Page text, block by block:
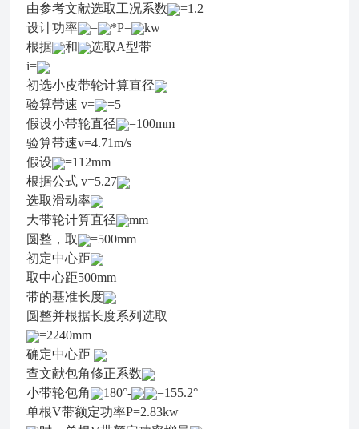
由参考文献选取工况系数
=1.2
设计功率
= *P=
kw
根据
和
选取A型带
i=
初选小皮带轮计算直径
验算带速 v=
=5
假设小带轮直径
=100mm
验算带速v=4.71m/s
假设
=112mm
根据公式 v=5.27
选取滑动率
大带轮计算直径
mm
圆整，取
=500mm
初定中心距
取中心距500mm
带的基准长度
圆整并根据长度系列选取
=2240mm
确定中心距
查文献包角修正系数
小带轮包角
180°-
=155.2°
单根V带额定功率P=2.83kw